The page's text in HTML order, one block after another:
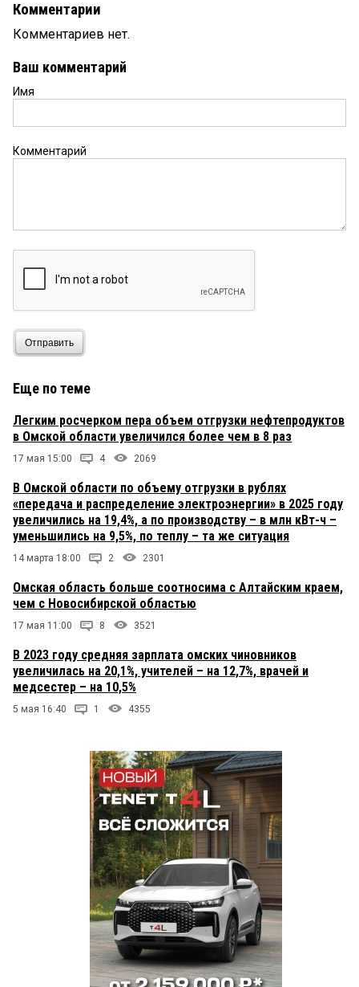
Комментарии
Комментариев нет.
Ваш комментарий
Имя
Комментарий
Отправить
Еще по теме
Легким росчерком пера объем отгрузки нефтепродуктов
в Омской области увеличился более чем в 8 раз
17 мая 15:00 4 2069
В Омской области по объему отгрузки в рублях
«передача и распределение электроэнергии» в 2025 году
увеличились на 19,4%, а по производству – в млн кВт-ч –
уменьшились на 9,5%, по теплу – та же ситуация
14 марта 18:00 2 2301
Омская область больше соотносима с Алтайским краем,
чем с Новосибирской областью
17 мая 11:00 8 3521
В 2023 году средняя зарплата омских чиновников
увеличилась на 20,1%, учителей – на 12,7%, врачей и
медсестер – на 10,5%
5 мая 16:40 1 4355